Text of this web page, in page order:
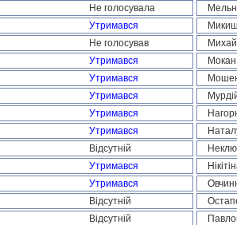
Не голосувала
Утримався
Не голосував
Утримався Мокан
Утримався
Утримався
Утримався
Утримався
Відсутній
Утримався
Утримався
Відсутній
Відсутній